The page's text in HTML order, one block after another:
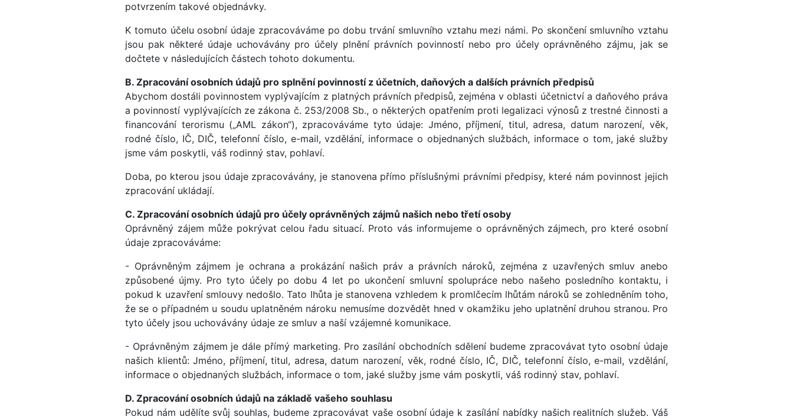
potvrzením takové objednávky.
K tomuto účelu osobní údaje zpracováváme po dobu trvání smluvního vztahu mezi námi. Po skončení smluvního vztahu
jsou pak některé údaje uchovávány pro účely plnění právních povinností nebo pro účely oprávněného zájmu, jak se
dočtete v následujících částech tohoto dokumentu.
B. Zpracování osobních údajů pro splnění povinností z účetních, daňových a dalších právních předpisů
Abychom dostáli povinnostem vyplývajícím z platných právních předpisů, zejména v oblasti účetnictví a daňového práva
a povinností vyplývajících ze zákona č. 253/2008 Sb., o některých opatřením proti legalizaci výnosů z trestné činnosti a
financování terorismu („AML zákon“), zpracováváme tyto údaje: Jméno, příjmení, titul, adresa, datum narození, věk,
rodné číslo, IČ, DIČ, telefonní číslo, e-mail, vzdělání, informace o objednaných službách, informace o tom, jaké služby
jsme vám poskytli, váš rodinný stav, pohlaví.
Doba, po kterou jsou údaje zpracovávány, je stanovena přímo příslušnými právními předpisy, které nám povinnost jejich
zpracování ukládají.
C. Zpracování osobních údajů pro účely oprávněných zájmů našich nebo třetí osoby
Oprávněný zájem může pokrývat celou řadu situací. Proto vás informujeme o oprávněných zájmech, pro které osobní
údaje zpracováváme:
- Oprávněným zájmem je ochrana a prokázání našich práv a právních nároků, zejména z uzavřených smluv anebo
způsobené újmy. Pro tyto účely po dobu 4 let po ukončení smluvní spolupráce nebo našeho posledního kontaktu, i
pokud k uzavření smlouvy nedošlo. Tato lhůta je stanovena vzhledem k promlčecím lhůtám nároků se zohledněním toho,
že se o případném u soudu uplatněném nároku nemusíme dozvědět hned v okamžiku jeho uplatnění druhou stranou. Pro
tyto účely jsou uchovávány údaje ze smluv a naší vzájemné komunikace.
- Oprávněným zájmem je dále přímý marketing. Pro zasílání obchodních sdělení budeme zpracovávat tyto osobní údaje
našich klientů: Jméno, příjmení, titul, adresa, datum narození, věk, rodné číslo, IČ, DIČ, telefonní číslo, e-mail, vzdělání,
informace o objednaných službách, informace o tom, jaké služby jsme vám poskytli, váš rodinný stav, pohlaví.
D. Zpracování osobních údajů na základě vašeho souhlasu
Pokud nám udělíte svůj souhlas, budeme zpracovávat vaše osobní údaje k zasílání nabídky našich realitních služeb. Váš